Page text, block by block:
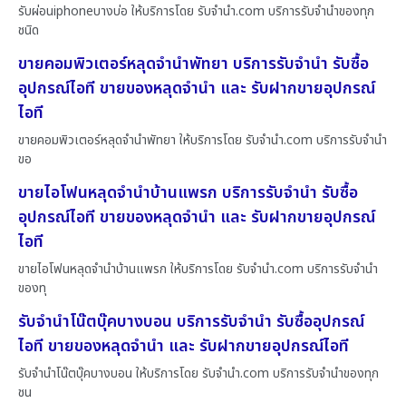
รับผ่อนiphoneบางบ่อ ให้บริการโดย รับจํานํา.com บริการรับจำนำของทุก
ชนิด
ขายคอมพิวเตอร์หลุดจำนำพัทยา บริการรับจำนำ รับซื้อ
อุปกรณ์ไอที ขายของหลุดจำนำ และ รับฝากขายอุปกรณ์
ไอที
ขายคอมพิวเตอร์หลุดจำนำพัทยา ให้บริการโดย รับจํานํา.com บริการรับจำนำ
ขอ
ขายไอโฟนหลุดจำนำบ้านแพรก บริการรับจำนำ รับซื้อ
อุปกรณ์ไอที ขายของหลุดจำนำ และ รับฝากขายอุปกรณ์
ไอที
ขายไอโฟนหลุดจำนำบ้านแพรก ให้บริการโดย รับจํานํา.com บริการรับจำนำ
ของทุ
รับจำนำโน๊ตบุ๊คบางบอน บริการรับจำนำ รับซื้ออุปกรณ์
ไอที ขายของหลุดจำนำ และ รับฝากขายอุปกรณ์ไอที
รับจำนำโน๊ตบุ๊คบางบอน ให้บริการโดย รับจํานํา.com บริการรับจำนำของทุก
ชน